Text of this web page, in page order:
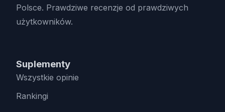
Polsce. Prawdziwe recenzje od prawdziwych
użytkowników.
Suplementy
Wszystkie opinie
Rankingi